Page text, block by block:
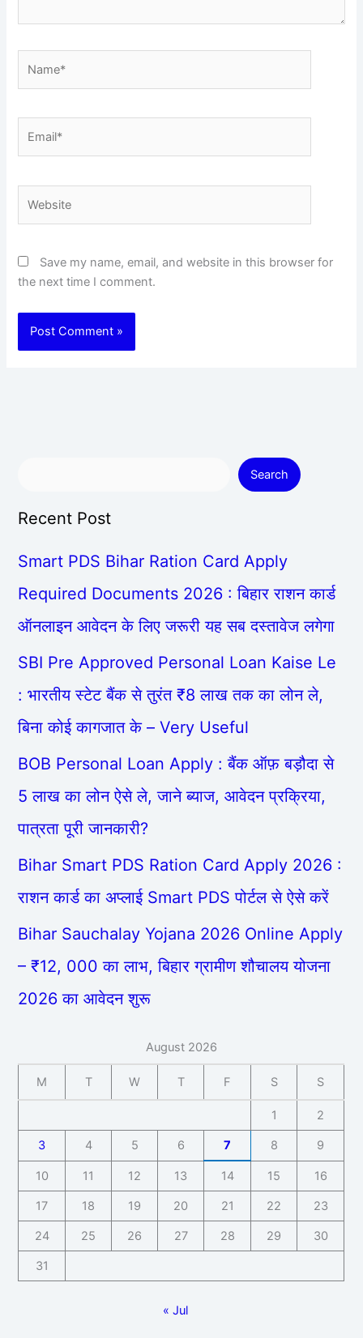
Save my name, email, and website in this browser for
the next time I comment.
Search
Recent Post
Smart PDS Bihar Ration Card Apply
Required Documents 2026 : बिहार राशन कार्ड
ऑनलाइन आवेदन के लिए जरूरी यह सब दस्तावेज लगेगा
SBI Pre Approved Personal Loan Kaise Le
: भारतीय स्टेट बैंक से तुरंत ₹8 लाख तक का लोन ले,
बिना कोई कागजात के – Very Useful
BOB Personal Loan Apply : बैंक ऑफ़ बड़ौदा से
5 लाख का लोन ऐसे ले, जाने ब्याज, आवेदन प्रक्रिया,
पात्रता पूरी जानकारी?
Bihar Smart PDS Ration Card Apply 2026 :
राशन कार्ड का अप्लाई Smart PDS पोर्टल से ऐसे करें
Bihar Sauchalay Yojana 2026 Online Apply
– ₹12, 000 का लाभ, बिहार ग्रामीण शौचालय योजना
2026 का आवेदन शुरू
August 2026
M T W T F S S
1 2
3 4 5 6 7 8 9
10 11 12 13 14 15 16
17 18 19 20 21 22 23
24 25 26 27 28 29 30
31
« Jul